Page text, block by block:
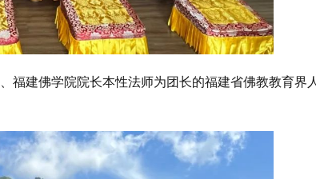
福建佛学院院长本性法师为团长的福建省佛教教育界